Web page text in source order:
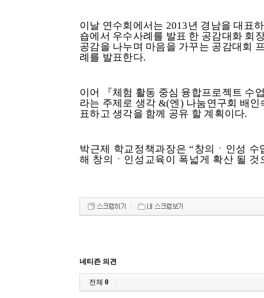
이날 연수회에서는 2013 년 경남을 대표
숍에서 우수사례를 발표 한 공감대화 회
공감을 나누며 마음을 가꾸는 공감대회
례를 발표한다.
이어 『체험 활동 중심 융합프로젝트 수
라는 주제로 생각 &(엔) 나눔연구회 배인
표하고 생각을 함께 공유 할 계획이다.
박근제 학교정책과장은 “창의 ㆍ 인성 수
해 창의 ㆍ 인성교육이 폭넓게 확산 될
네티즌 의견
전체 0